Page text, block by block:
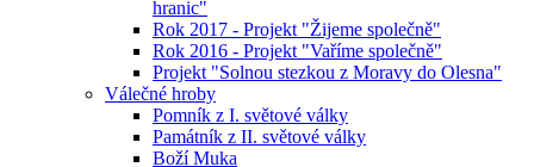
hranic"
Rok 2017 - Projekt "Žijeme společně"
Rok 2016 - Projekt "Vaříme společně"
Projekt "Solnou stezkou z Moravy do Olesna"
Válečné hroby
Pomník z I. světové války
Památník z II. světové války
Boží Muka